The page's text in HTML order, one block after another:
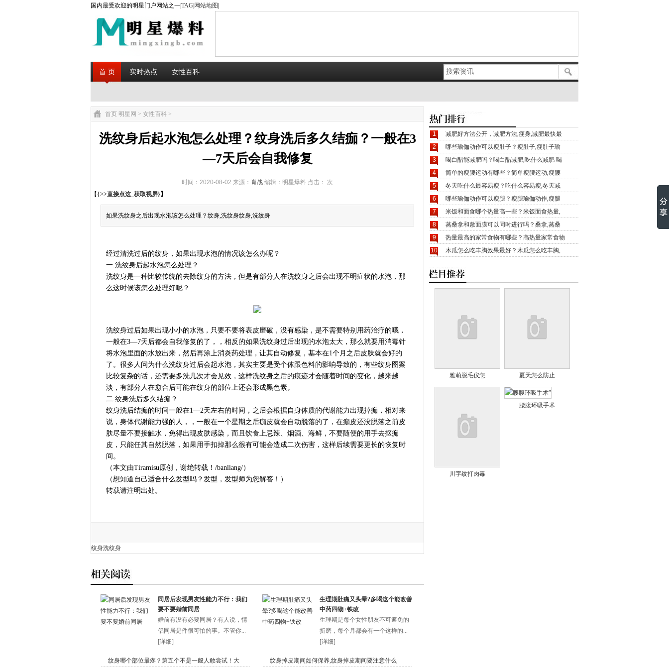
国内最受欢迎的明星门户网站之一|TAG 网站地图
首 页 实时热点 女性百科
首页 明星网 > 女性百科 >
洗纹身后起水泡怎么处理？纹身洗后多久结痂？一般在3
—7天后会自我修复
时间：2020-08-02 来源： 肖战 编辑：明星爆料 点击：
次
【{>>直接点这_获取视屏}】
如果洗纹身之后出现水泡该怎么处理？纹身,洗纹身纹身,洗纹身
经过清洗过后的纹身，如果出现水泡的情况该怎么办呢？
一.洗纹身后起水泡怎么处理？
洗纹身是一种比较传统的去除纹身的方法，但是有部分人在洗纹身之后会出现不明症状的水泡，那
么这时候该怎么处理好呢？
洗纹身过后如果出现小小的水泡，只要不要将表皮磨破，没有感染，是不需要特别用药治疗的哦，
一般在3—7天后都会自我修复的了，，相反的如果洗纹身过后出现的水泡太大，那么就要用消毒针
将水泡里面的水放出来，然后再涂上消炎药处理，让其自动修复，基本在1个月之后皮肤就会好的
了。很多人问为什么洗纹身过后会起水泡，其实主要是受个体跟色料的影响导致的，有些纹身图案
比较复杂的话，还需要多洗几次才会见效，这样洗纹身之后的痕迹才会随着时间的变化，越来越
淡，有部分人在愈合后可能在纹身的部位上还会形成黑色素。
二.纹身洗后多久结痂？
纹身洗后结痂的时间一般在1—2天左右的时间，之后会根据自身体质的代谢能力出现掉痂，相对来
说，身体代谢能力强的人，，一般在一个星期之后痂皮就会自动脱落的了，在痂皮还没脱落之前皮
肤尽量不要接触水，免得出现皮肤感染，而且饮食上忌辣、烟酒、海鲜，不要随便的用手去抠痂
皮，只能任其自然脱落，如果用手扣掉那么很有可能会造成二次伤害，这样后续需要更长的恢复时
间。
（本文由Tiramisu原创，谢绝转载！/banliang/）
（想知道自己适合什么发型吗？发型，发型师为您解答！）
转载请注明出处。
纹身洗纹身
同居后发现男友性能力不行：我们
要不要婚前同居
婚前有没有必要同居？有人说，情
侣同居是件很可怕的事。不管你...
[详细]
生理期肚痛又头晕?多喝这个能改善
中药四物+铁改
生理期是每个女性朋友不可避免的
折磨，每个月都会有一个这样的...
[详细]
纹身哪个部位最疼？第五个不是一般人敢尝试！大 纹身掉皮期间如何保养,纹身掉皮期间要注意什么
1
减肥好方法公开，减肥方法,瘦身,减肥最快最
2
哪些瑜伽动作可以瘦肚子？瘦肚子,瘦肚子瑜
3
喝白醋能减肥吗？喝白醋减肥,吃什么减肥 喝
4
简单的瘦腰运动有哪些？简单瘦腰运动,瘦腰
5
冬天吃什么最容易瘦？吃什么容易瘦,冬天减
6
哪些瑜伽动作可以瘦腿？瘦腿瑜伽动作,瘦腿
7
米饭和面食哪个热量高一些？米饭面食热量,
8
蒸桑拿和敷面膜可以同时进行吗？桑拿,蒸桑
9
热量最高的家常食物有哪些？高热量家常食物
10
木瓜怎么吃丰胸效果最好？木瓜怎么吃丰胸,
雅萌脱毛仪怎 夏天怎么防止
川字纹打肉毒
腰腹环吸手术